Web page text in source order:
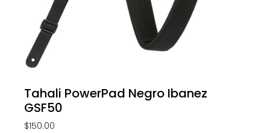
Tahali PowerPad Negro Ibanez
GSF50
$150.00